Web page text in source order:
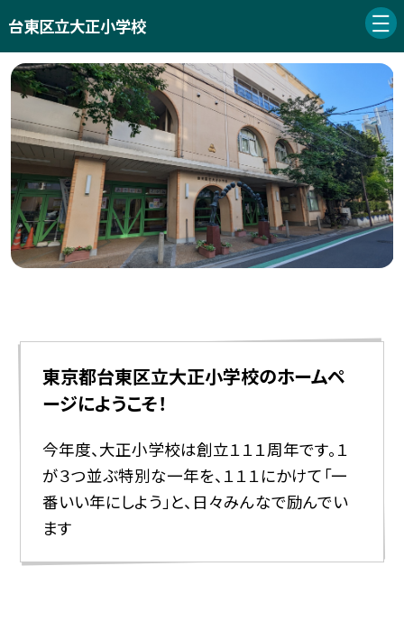
台東区立大正小学校
東京都台東区立大正小学校のホームペ
ージにようこそ！
今年度、大正小学校は創立１１１周年です。１
が３つ並ぶ特別な一年を、１１１にかけて「一
番いい年にしよう」と、日々みんなで励んでい
ます